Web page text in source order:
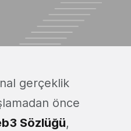
gerçeklik
önce
Sözlüğü,